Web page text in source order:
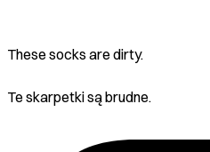
These socks are dirty.
Te skarpetki są brudne.